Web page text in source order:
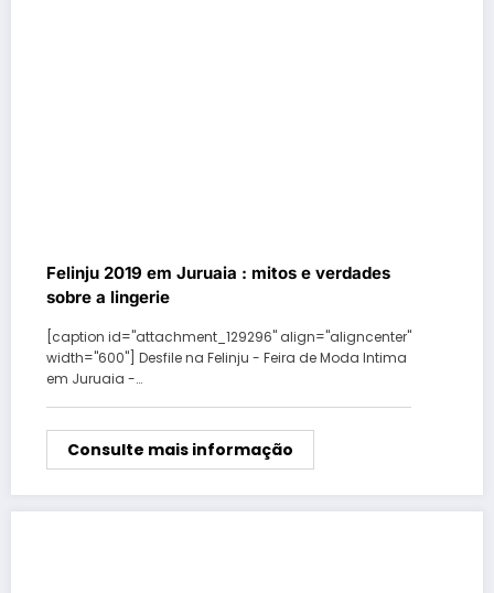
Felinju 2019 em Juruaia : mitos e verdades
sobre a lingerie
[caption id="attachment_129296" align="aligncenter"
width="600"] Desfile na Felinju - Feira de Moda Intima
em Juruaia -…
Consulte mais informação